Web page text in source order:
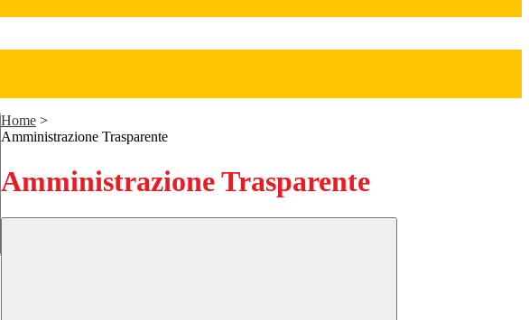
Home >
Amministrazione Trasparente
Amministrazione Trasparente